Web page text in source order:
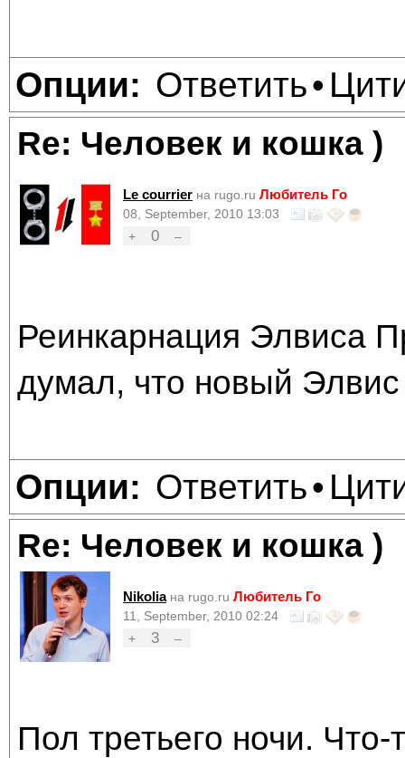
Опции: Ответить•
Re: Человек и кошка )
Le courrier на rugo.ru Любитель Го
08, September, 2010 13:03
+
0 –
Реинкарнация Элвиса
думал, что новый Элвис
Опции: Ответить•
Re: Человек и кошка )
Nikolia на rugo.ru Любитель Го
11, September, 2010 02:24
+
3 –
Пол третьего ночи.